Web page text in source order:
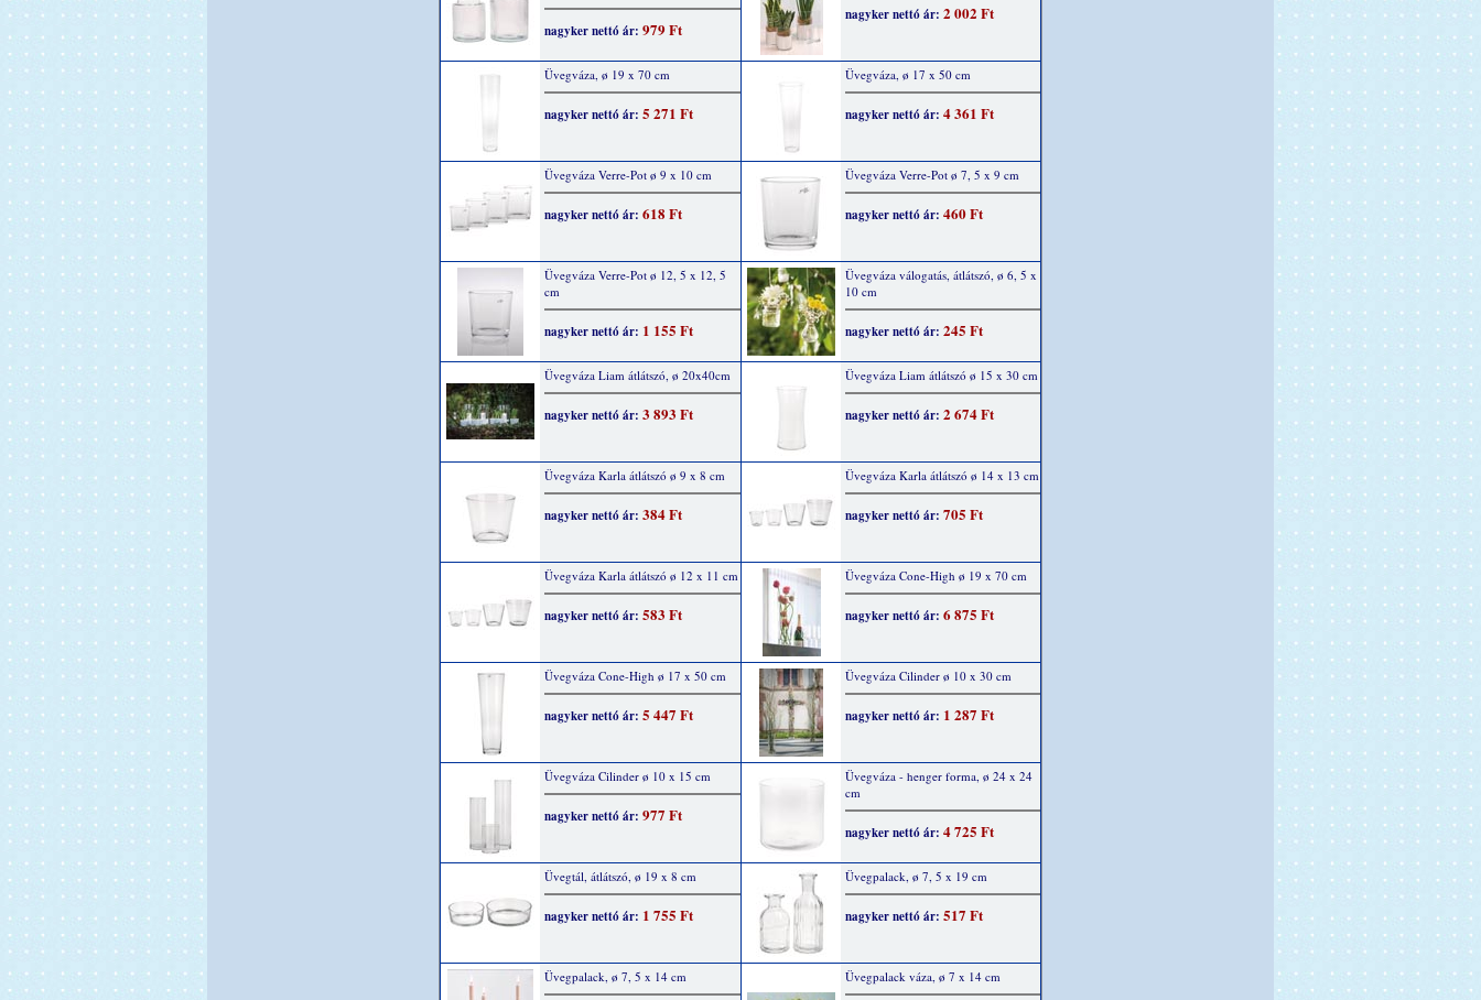
nagyker nettó ár: 979 Ft
nagyker nettó ár: 2 002 Ft
Üvegváza, ø 19 x 70 cm
nagyker nettó ár: 5 271 Ft
Üvegváza, ø 17 x 50 cm
nagyker nettó ár: 4 361 Ft
Üvegváza Verre-Pot ø 9 x 10 cm
nagyker nettó ár: 618 Ft
Üvegváza Verre-Pot ø 7, 5 x 9 cm
nagyker nettó ár: 460 Ft
Üvegváza Verre-Pot ø 12, 5 x 12, 5
cm
nagyker nettó ár: 1 155 Ft
Üvegváza válogatás, átlátszó, ø 6, 5 x
10 cm
nagyker nettó ár: 245 Ft
Üvegváza Liam átlátszó, ø 20x40cm
nagyker nettó ár: 3 893 Ft
Üvegváza Liam átlátszó ø 15 x 30 cm
nagyker nettó ár: 2 674 Ft
Üvegváza Karla átlátszó ø 9 x 8 cm
nagyker nettó ár: 384 Ft
Üvegváza Karla átlátszó ø 14 x 13 cm
nagyker nettó ár: 705 Ft
Üvegváza Karla átlátszó ø 12 x 11 cm
nagyker nettó ár: 583 Ft
Üvegváza Cone-High ø 19 x 70 cm
nagyker nettó ár: 6 875 Ft
Üvegváza Cone-High ø 17 x 50 cm
nagyker nettó ár: 5 447 Ft
Üvegváza Cilinder ø 10 x 30 cm
nagyker nettó ár: 1 287 Ft
Üvegváza Cilinder ø 10 x 15 cm
nagyker nettó ár: 977 Ft
Üvegváza - henger forma, ø 24 x 24
cm
nagyker nettó ár: 4 725 Ft
Üvegtál, átlátszó, ø 19 x 8 cm
nagyker nettó ár: 1 755 Ft
Üvegpalack, ø 7, 5 x 19 cm
nagyker nettó ár: 517 Ft
Üvegpalack, ø 7, 5 x 14 cm Üvegpalack váza, ø 7 x 14 cm